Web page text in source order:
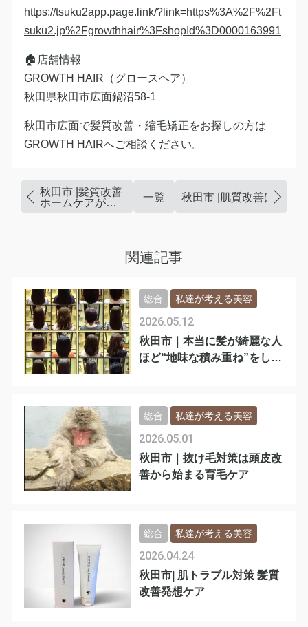
https://tsuku2app.page.link/?link=https%3A%2F%2Ft
suku2.jp%2Fgrowthhair%3FshopId%3D0000163991
🏠店舗情報
GROWTH HAIR（グロースヘア）
秋田県秋田市広面鍋沼58-1
秋田市広面で髪質改善・縮毛矯正をお探しの方は
GROWTH HAIRへご相談ください。
秋田市 |髪質改善
ホームケアが結
一覧 秋田市 |肌質改善は足し
関連記事
秋田市｜本当に髪が綺麗な人
ほど“地味な積み重ね”をして
2026.05.12
総合 私達が考える美容
秋田市｜抜け毛対策は頭皮改
善から始まる育毛ケア
2026.05.01
総合 私達が考える美容
秋田市| 肌トラブル対策 髪質
改善発想ケア
2026.04.24
総合 私達が考える美容